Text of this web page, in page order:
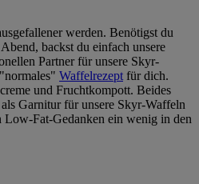
werden. Benötigst du
backst du einfach unsere
Partner für unsere Skyr-
Waffelrezept für dich.
und Fruchtkompott. Beides
Garnitur für unsere Skyr-Waffeln
Low-Fat-Gedanken ein wenig in den